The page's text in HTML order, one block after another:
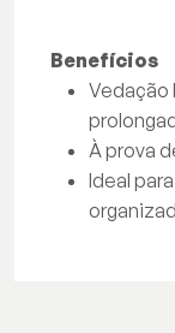
Benefícios
Vedação
À prova
Ideal